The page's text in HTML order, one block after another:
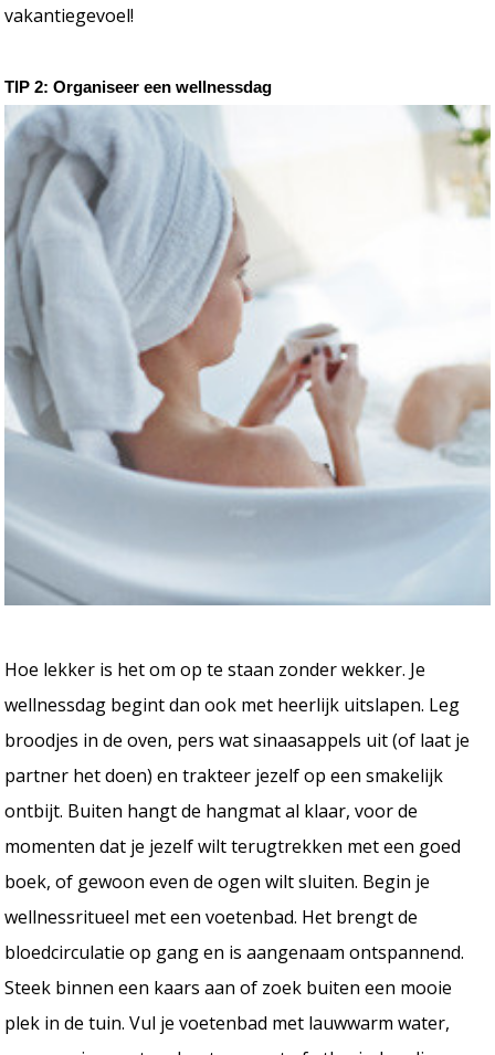
vakantiegevoel!
TIP 2: Organiseer een wellnessdag
Hoe lekker is het om op te staan zonder wekker. Je
wellnessdag begint dan ook met heerlijk uitslapen. Leg
broodjes in de oven, pers wat sinaasappels uit (of laat je
partner het doen) en trakteer jezelf op een smakelijk
ontbijt. Buiten hangt de hangmat al klaar, voor de
momenten dat je jezelf wilt terugtrekken met een goed
boek, of gewoon even de ogen wilt sluiten. Begin je
wellnessritueel met een voetenbad. Het brengt de
bloedcirculatie op gang en is aangenaam ontspannend.
Steek binnen een kaars aan of zoek buiten een mooie
plek in de tuin. Vul je voetenbad met lauwwarm water,